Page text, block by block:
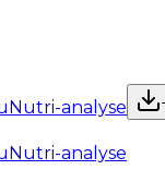
Nutri-analyse
Nutri-analyse